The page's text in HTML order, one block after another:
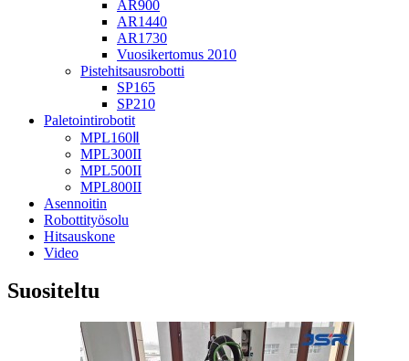
AR900
AR1440
AR1730
Vuosikertomus 2010
Pistehitsausrobotti
SP165
SP210
Paletointirobotit
MPL160Ⅱ
MPL300II
MPL500II
MPL800II
Asennoitin
Robottityösolu
Hitsauskone
Video
Suositeltu